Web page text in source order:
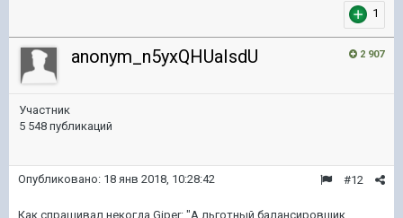
1
2 907
anonym_n5yxQHUaIsdU
Участник
5 548 публикаций
#12
Опубликовано: 18 янв 2018, 10:28:42
Как спрашивал некогда Giper: "А льготный балансировщик,